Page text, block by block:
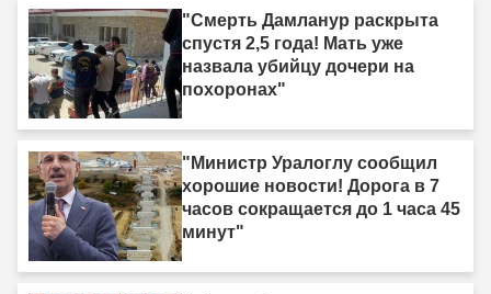
"Смерть Дамланур раскрыта
спустя 2,5 года! Мать уже
назвала убийцу дочери на
похоронах"
"Министр Уралоглу сообщил
хорошие новости! Дорога в 7
часов сокращается до 1 часа 45
минут"